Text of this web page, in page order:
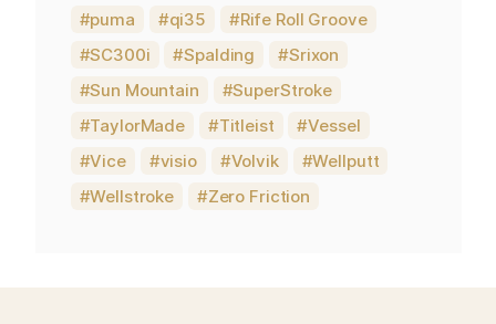
puma
qi35
Rife Roll Groove
SC300i
Spalding
Srixon
Sun Mountain
SuperStroke
TaylorMade
Titleist
Vessel
Vice
visio Volvik
Wellputt
Wellstroke
Zero Friction